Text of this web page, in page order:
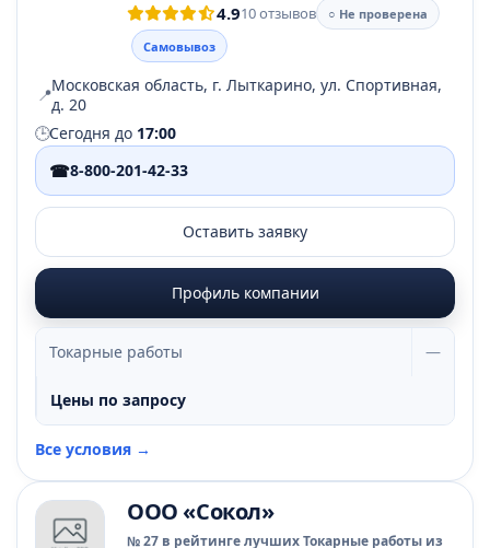
4.910 отзывов
○ Не проверена
Самовывоз
📍Московская область, г. Лыткарино, ул. Спортивная,
д. 20
🕒Сегодня до 17:00
☎8-800-201-42-33
Оставить заявку
Профиль компании
Токарные работы —
Цены по запросу
Все условия →
ООО «Сокол»
№ 27 в рейтинге лучших Токарные работы из